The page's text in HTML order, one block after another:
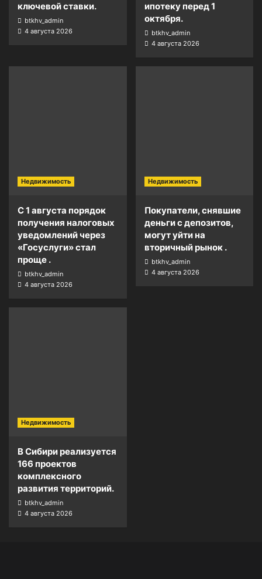
ключевой ставки.
btkhv_admin
4 августа 2026
ипотеку перед 1
октября.
btkhv_admin
4 августа 2026
Недвижимость
С 1 августа порядок
получения налоговых
уведомлений через
«Госуслуги» стал
проще .
btkhv_admin
4 августа 2026
Недвижимость
Покупатели, снявшие
деньги с депозитов,
могут уйти на
вторичный рынок .
btkhv_admin
4 августа 2026
Недвижимость
В Сибири реализуется
166 проектов
комплексного
развития территорий.
btkhv_admin
4 августа 2026